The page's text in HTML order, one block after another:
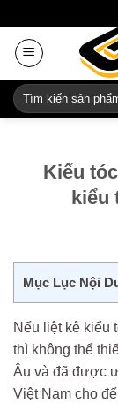
content
Tìm
kiếm:
Kiểu
kiểu
Mục Lục Nội
Nếu liệt kê kiểu
thì không thể
Âu và đã được
Việt Nam cho